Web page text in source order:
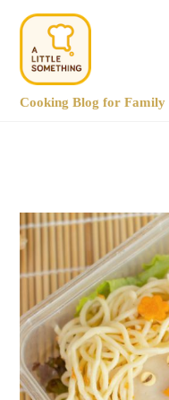
Cooking Blog for Family